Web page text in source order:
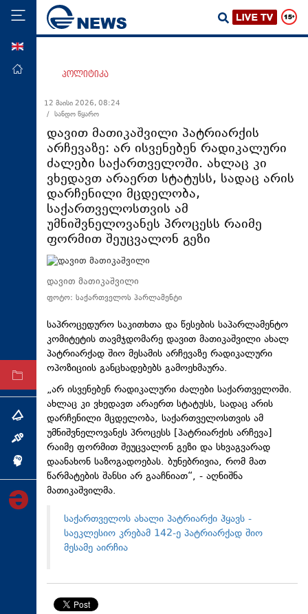
მთავარი
ეკონომიკა
მსოფლიო
ჯანდაცვა
საზოგადოება
სამართალი
თავდაცვა
სპორტი
ტექნოლოგიები
ტაბლოიდი
თემა
ინტერვიუ
ინქვიზიცია
პოლიტიკა
12 მაისი 2026, 08:24
/ სანდო წყარო
დავით მათიკაშვილი პატრიარქის
არჩევაზე: არ ისვენებენ რადიკალური
ძალები საქართველოში. ახლაც კი
ვხედავთ არაერთ სტატუსს, სადაც არის
დარჩენილი მცდელობა,
საქართველოსთვის ამ
უმნიშვნელოვანეს პროცესს რაიმე
ფორმით შეუცვალონ გეზი
დავით მათიკაშვილი
ფოტო: საქართველოს პარლამენტი
საპროცედურო საკითხთა და წესების საპარლამენტო
კომიტეტის თავმჯდომარე დავით მათიკაშვილი ახალ
პატრიარქად შიო მესამის არჩევაზე რადიკალური
ოპოზიციის განცხადებებს გამოეხმაურა.
„არ ისვენებენ რადიკალური ძალები საქართველოში.
ახლაც კი ვხედავთ არაერთ სტატუსს, სადაც არის
დარჩენილი მცდელობა, საქართველოსთვის ამ
უმნიშვნელოვანეს პროცესს [პატრიარქის არჩევა]
რაიმე ფორმით შეუცვალონ გეზი და სხვაგვარად
დაანახონ საზოგადოებას. ბუნებრივია, რომ მათ
წარმატების შანსი არ გააჩნიათ“, - აღნიშნა
მათიკაშვილმა.
საქართველოს ახალი პატრიარქი ჰყავს -
საეკლესიო კრებამ 142-ე პატრიარქად შიო
მესამე აირჩია